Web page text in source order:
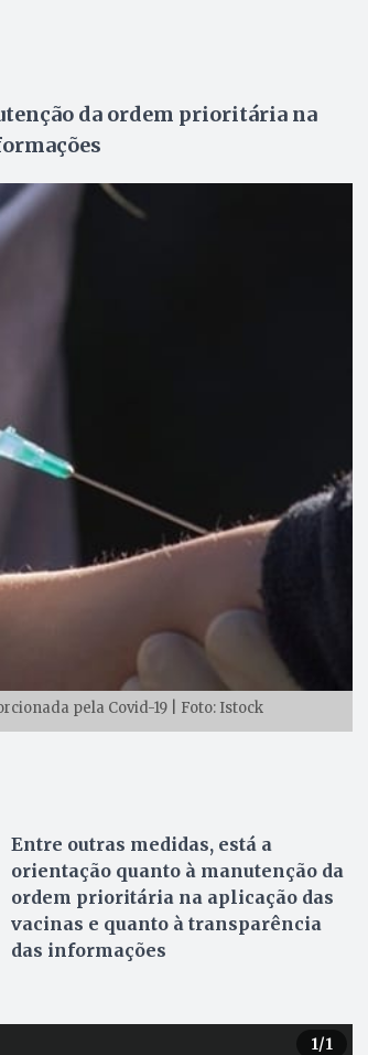
da ordem prioritária na
pela Covid-19 | Foto: Istock
Entre outras medidas, está a
orientação quanto à manutenção da
ordem prioritária na aplicação das
vacinas e quanto à transparência
das informações
1/1